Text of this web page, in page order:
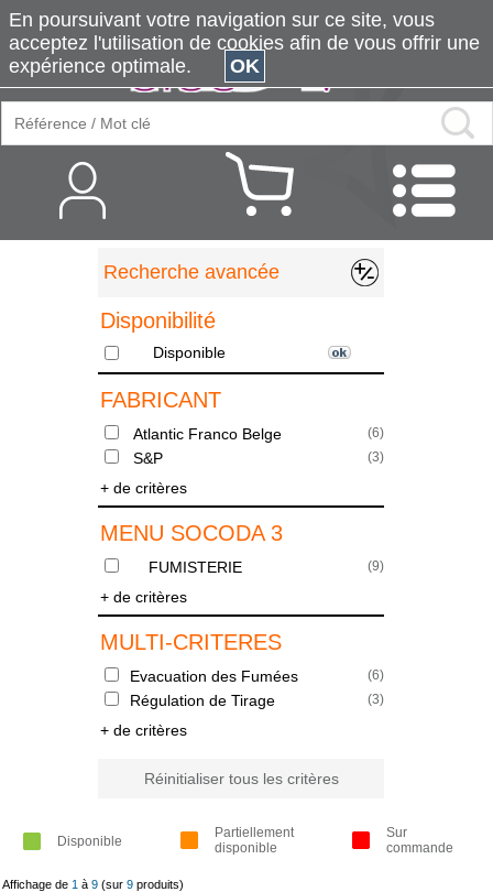
Recherche avancée
Disponibilité
Disponible
FABRICANT
Atlantic Franco Belge (6)
S&P (3)
+ de critères
MENU SOCODA 3
FUMISTERIE (9)
+ de critères
MULTI-CRITERES
Evacuation des Fumées (6)
Régulation de Tirage (3)
+ de critères
Réinitialiser tous les critères
Disponible
Partiellement
disponible
Sur
commande
Affichage de 1 à 9 (sur 9 produits)
En poursuivant votre navigation sur ce site, vous
acceptez l'utilisation de cookies afin de vous offrir une
expérience optimale.
OK